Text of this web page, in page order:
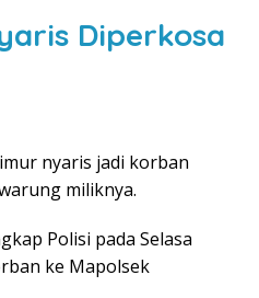
Diperkosa
nyaris jadi korban
miliknya.
Polisi pada Selasa
ke Mapolsek